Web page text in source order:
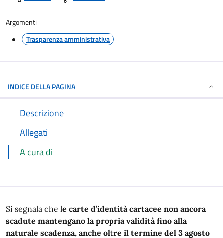
Argomenti
Trasparenza amministrativa
INDICE DELLA PAGINA
Descrizione
Allegati
A cura di
Si segnala che le carte d’identità cartacee non ancora
scadute mantengano la propria validità fino alla
naturale scadenza, anche oltre il termine del 3 agosto